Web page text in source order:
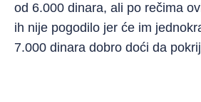
od 6.000 dinara, ali po rečima
ih nije pogodilo jer će im
7.000 dinara dobro doći da